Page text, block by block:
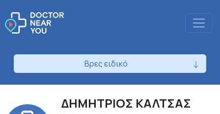
Βρες ειδικό
ΔΗΜΗΤΡΙΟΣ ΚΑΛΤΣΑΣ